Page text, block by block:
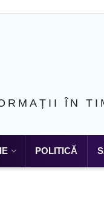
ÎN
POLITICĂ